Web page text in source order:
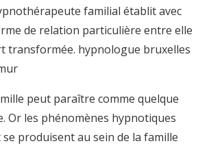
familial établit avec
de relation particulière entre elle
transformée. hypnologue bruxelles
peut paraître comme quelque
Or les phénomènes hypnotiques
produisent au sein de la famille